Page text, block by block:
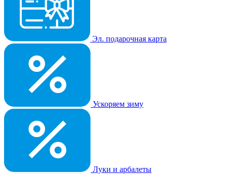
Эл. подарочная карта
Ускоряем зиму
Луки и арбалеты